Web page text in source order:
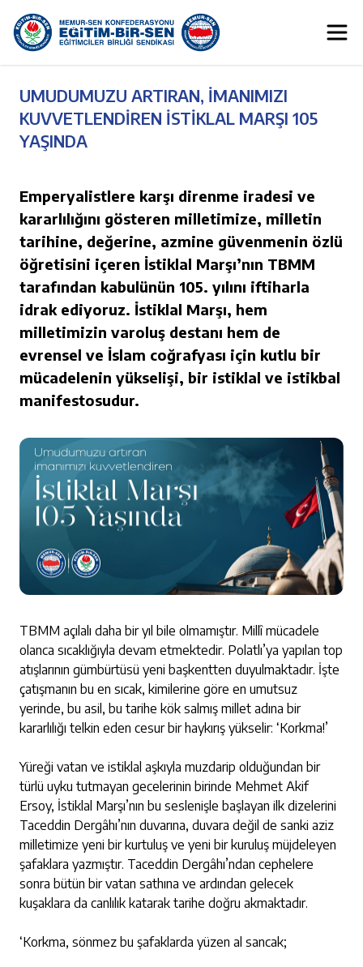
UMUDUMUZU ARTIRAN, İMANIMIZI
KUVVETLENDİREN İSTİKLAL MARŞI 105
YAŞINDA
Emperyalistlere karşı direnme iradesi ve
kararlılığını gösteren milletimize, milletin
tarihine, değerine, azmine güvenmenin özlü
öğretisini içeren İstiklal Marşı’nın TBMM
tarafından kabulünün 105. yılını iftiharla
idrak ediyoruz. İstiklal Marşı, hem
milletimizin varoluş destanı hem de
evrensel ve İslam coğrafyası için kutlu bir
mücadelenin yükselişi, bir istiklal ve istikbal
manifestosudur.
TBMM açılalı daha bir yıl bile olmamıştır. Millî mücadele
olanca sıcaklığıyla devam etmektedir. Polatlı’ya yapılan top
atışlarının gümbürtüsü yeni başkentten duyulmaktadır. İşte
çatışmanın bu en sıcak, kimilerine göre en umutsuz
yerinde, bu asil, bu tarihe kök salmış millet adına bir
kararlılığı telkin eden cesur bir haykırış yükselir: ‘Korkma!’
Yüreği vatan ve istiklal aşkıyla muzdarip olduğundan bir
türlü uyku tutmayan gecelerinin birinde Mehmet Akif
Ersoy, İstiklal Marşı’nın bu seslenişle başlayan ilk dizelerini
Taceddin Dergâhı’nın duvarına, duvara değil de sanki aziz
milletimize yeni bir kurtuluş ve yeni bir kuruluş müjdeleyen
şafaklara yazmıştır. Taceddin Dergâhı’ndan cephelere
sonra bütün bir vatan sathına ve ardından gelecek
kuşaklara da canlılık katarak tarihe doğru akmaktadır.
‘Korkma, sönmez bu şafaklarda yüzen al sancak;